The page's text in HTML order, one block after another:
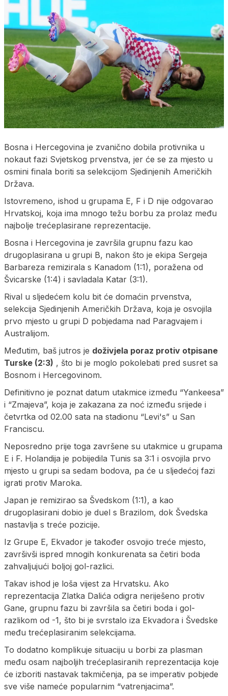
Bosna i Hercegovina je zvanično dobila protivnika u
nokaut fazi Svjetskog prvenstva, jer će se za mjesto u
osmini finala boriti sa selekcijom Sjedinjenih Američkih
Država.
Istovremeno, ishod u grupama E, F i D nije odgovarao
Hrvatskoj, koja ima mnogo težu borbu za prolaz među
najbolje trećeplasirane reprezentacije.
Bosna i Hercegovina je završila grupnu fazu kao
drugoplasirana u grupi B, nakon što je ekipa Sergeja
Barbareza remizirala s Kanadom (1:1), poražena od
Švicarske (1:4) i savladala Katar (3:1).
Rival u sljedećem kolu bit će domaćin prvenstva,
selekcija Sjedinjenih Američkih Država, koja je osvojila
prvo mjesto u grupi D pobjedama nad Paragvajem i
Australijom.
Međutim, baš jutros je doživjela poraz protiv otpisane
Turske (2:3) , što bi je moglo pokolebati pred susret sa
Bosnom i Hercegovinom.
Definitivno je poznat datum utakmice između “Yankeesa”
i “Zmajeva”, koja je zakazana za noć između srijede i
četvrtka od 02.00 sata na stadionu “Levi's” u San
Franciscu.
Neposredno prije toga završene su utakmice u grupama
E i F. Holandija je pobijedila Tunis sa 3:1 i osvojila prvo
mjesto u grupi sa sedam bodova, pa će u sljedećoj fazi
igrati protiv Maroka.
Japan je remizirao sa Švedskom (1:1), a kao
drugoplasirani dobio je duel s Brazilom, dok Švedska
nastavlja s treće pozicije.
Iz Grupe E, Ekvador je također osvojio treće mjesto,
završivši ispred mnogih konkurenata sa četiri boda
zahvaljujući boljoj gol-razlici.
Takav ishod je loša vijest za Hrvatsku. Ako
reprezentacija Zlatka Dalića odigra neriješeno protiv
Gane, grupnu fazu bi završila sa četiri boda i gol-
razlikom od -1, što bi je svrstalo iza Ekvadora i Švedske
među trećeplasiranim selekcijama.
To dodatno komplikuje situaciju u borbi za plasman
među osam najboljih trećeplasiranih reprezentacija koje
će izboriti nastavak takmičenja, pa se imperativ pobjede
sve više nameće popularnim “vatrenjacima”.